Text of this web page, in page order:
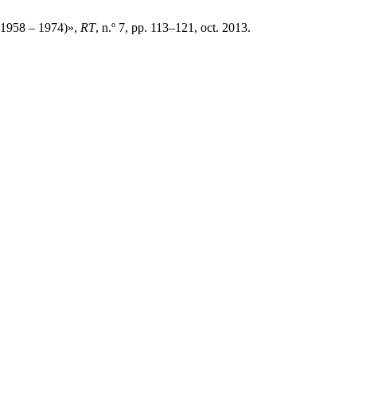
– 1974)», RT, n.º 7, pp. 113–121, oct. 2013.